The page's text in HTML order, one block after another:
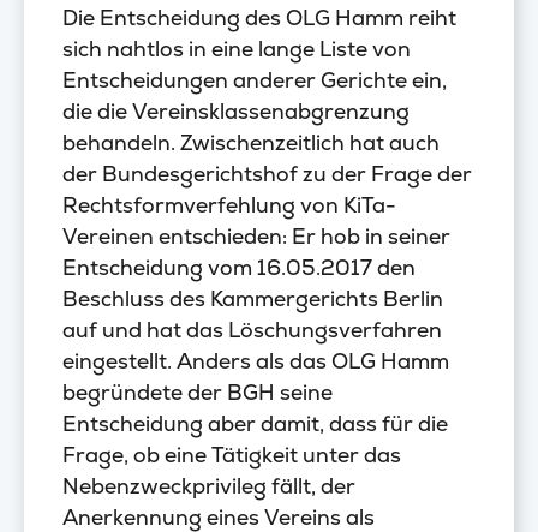
Die Entscheidung des OLG Hamm reiht
sich nahtlos in eine lange Liste von
Entscheidungen anderer Gerichte ein,
die die Vereinsklassenabgrenzung
behandeln. Zwischenzeitlich hat auch
der Bundesgerichtshof zu der Frage der
Rechtsformverfehlung von KiTa-
Vereinen entschieden: Er hob in seiner
Entscheidung vom 16.05.2017 den
Beschluss des Kammergerichts Berlin
auf und hat das Löschungsverfahren
eingestellt. Anders als das OLG Hamm
begründete der BGH seine
Entscheidung aber damit, dass für die
Frage, ob eine Tätigkeit unter das
Nebenzweckprivileg fällt, der
Anerkennung eines Vereins als